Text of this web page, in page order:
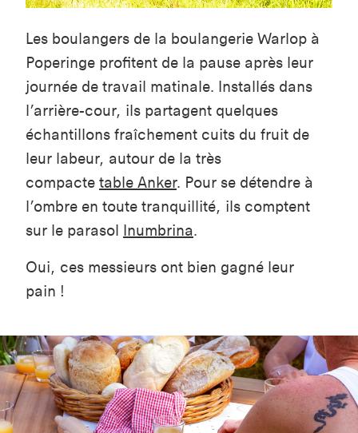
Les boulangers de la boulangerie Warlop à
Poperinge profitent de la pause après leur
journée de travail matinale. Installés dans
l’arrière-cour, ils partagent quelques
échantillons fraîchement cuits du fruit de
leur labeur, autour de la très
compacte table Anker. Pour se détendre à
l’ombre en toute tranquillité, ils comptent
sur le parasol Inumbrina.
Oui, ces messieurs ont bien gagné leur
pain !